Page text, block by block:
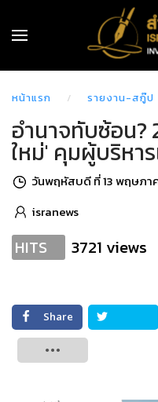
หน้าแรก รายงาน-สกู๊ป
อำนาจทับซ้อน?
ใหม่' คุมผู้บริหา
วันพฤหัสบดี ที่ 13 พฤษภา
isranews
HITS 3721 views
Share